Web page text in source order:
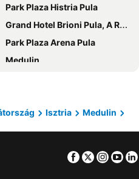
Park Plaza Histria Pula
Grand Hotel Brioni Pula, A Radisson Collection Hotel
Park Plaza Arena Pula
Medulin
Visula Hotel & Spa - New Opening 2026
Hotel Aurora
Guesthouse Promenade
Isztria
Medulin
Facebook
Twitter